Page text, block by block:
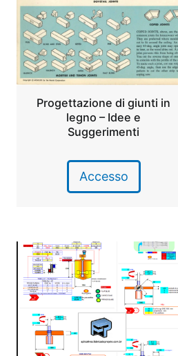
Progettazione di giunti in
legno – Idee e
Suggerimenti
Accesso